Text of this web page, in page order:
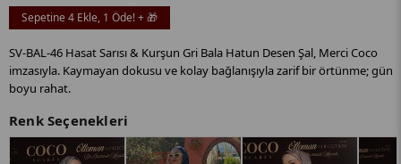
Sepetine 4 Ekle, 1 Öde! + 🎁
SV-BAL-46 Hasat Sarısı & Kurşun Gri Bala Hatun Desen Şal, Merci Coco
imzasıyla. Kaymayan dokusu ve kolay bağlanışıyla zarif bir örtünme; gün
boyu rahat.
Renk Seçenekleri